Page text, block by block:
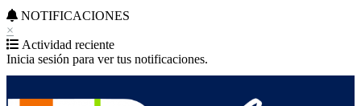
NOTIFICACIONES
×
Actividad reciente
Inicia sesión para ver tus notificaciones.